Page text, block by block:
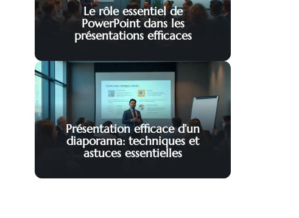
Le rôle essentiel de
PowerPoint dans les
présentations efficaces
Présentation efficace d’un
diaporama: techniques et
astuces essentielles